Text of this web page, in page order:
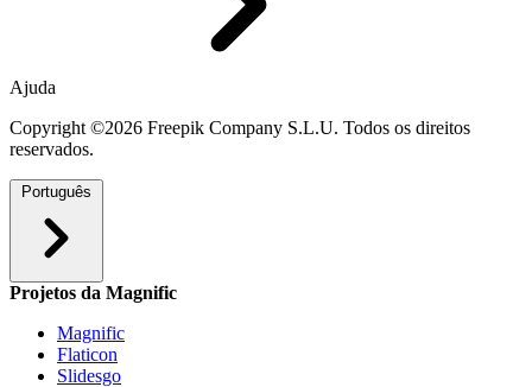
Ajuda
Copyright ©2026 Freepik Company S.L.U. Todos os direitos
reservados.
Português
Projetos da Magnific
Magnific
Flaticon
Slidesgo